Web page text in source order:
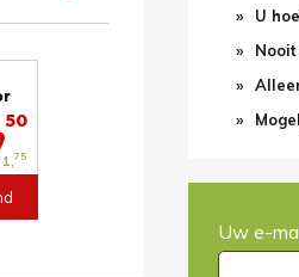
50
75
U
Uw e-